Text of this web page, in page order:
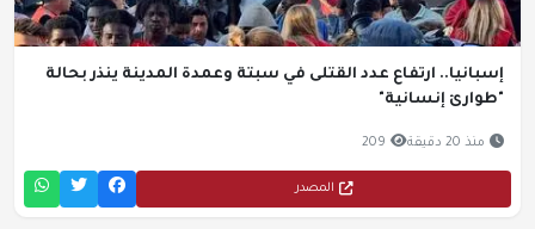
إسبانيا.. ارتفاع عدد القتلى في سبتة وعمدة المدينة ينذر بحالة
"طوارئ إنسانية"
منذ 20 دقيقة 209
المصدر